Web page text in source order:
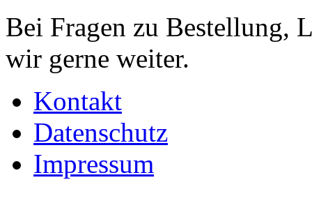
Bei Fragen zu Bestellung,
wir gerne weiter.
Kontakt
Datenschutz
Impressum